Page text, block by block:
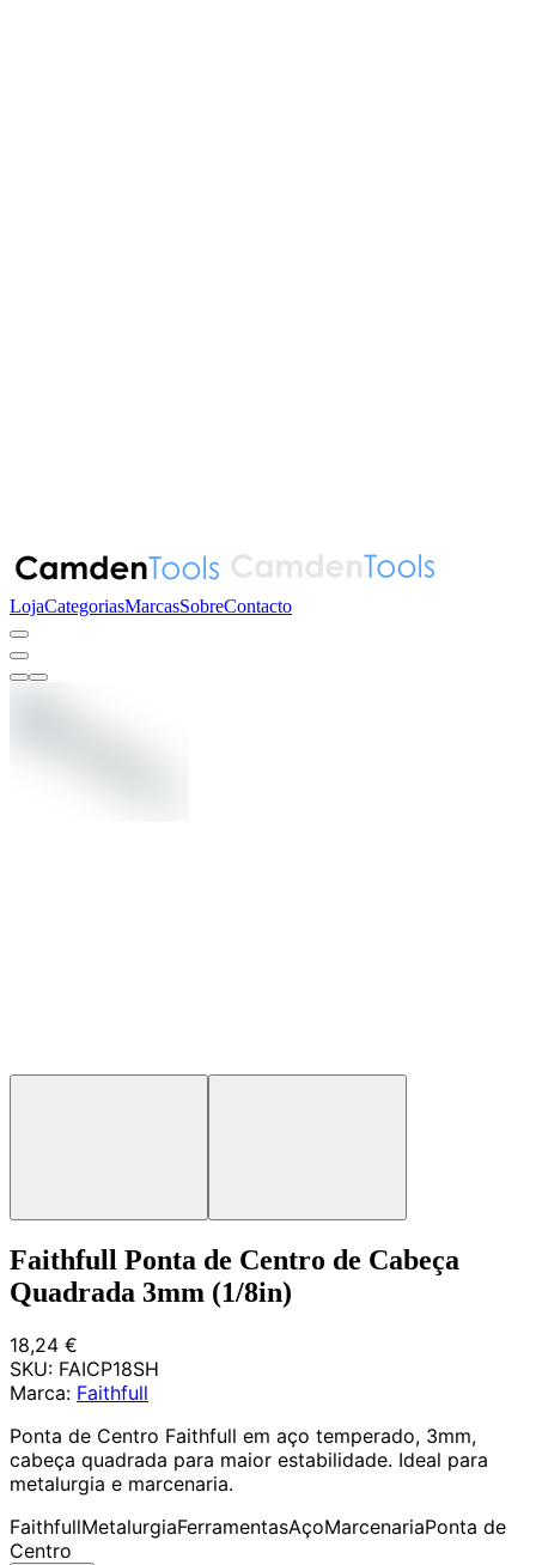
LojaCategoriasMarcasSobreContacto
Faithfull Ponta de Centro de Cabeça
Quadrada 3mm (1/8in)
18,24 €
SKU: FAICP18SH
Marca: Faithfull
Ponta de Centro Faithfull em aço temperado, 3mm,
cabeça quadrada para maior estabilidade. Ideal para
metalurgia e marcenaria.
FaithfullMetalurgiaFerramentasAçoMarcenariaPonta de
Centro